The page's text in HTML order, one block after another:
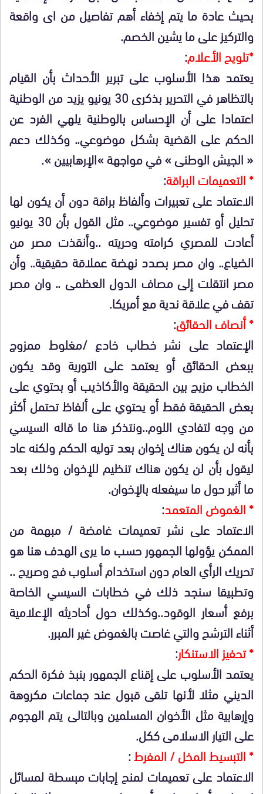
بحيث عادة ما يتم إخفاء أهم تفاصيل من اى واقعة
والتركيز على ما يشين الخصم.
*تلويح الأعلام:
يعتمد هذا الأسلوب على تبرير الأحداث بأن القيام
بالتظاهر في التحرير بذكرى 30 يونيو يزيد من الوطنية
اعتمادا على أن الإحساس بالوطنية يلهي الفرد عن
الحكم على القضية بشكل موضوعي.. وكذلك دعم
« الجيش الوطنى » في مواجهة »الإرهابيين ».
* التعميمات البراقة:
الاعتماد على تعبيرات وألفاظ براقة دون أن يكون لها
تحليل أو تفسير موضوعي.. مثل القول بأن 30 يونيو
أعادت للمصري كرامته وحريته ..وأنقذت مصر من
الضياع.. وان مصر بصدد نهضة عملاقة حقيقية.. وأن
مصر انتقلت إلى مصاف الدول العظمى .. وان مصر
تقف في علاقة ندية مع أمريكا.
* أنصاف الحقائق:
الإعتماد على نشر خطاب خادع /مغلوط ممزوج
ببعض الحقائق أو يعتمد على التورية وقد يكون
الخطاب مزيج بين الحقيقة والأكاذيب أو بحتوي على
بعض الحقيقة فقط أو يحتوي على ألفاظ تحتمل أكثر
من وجه لتفادي اللوم..ونتذكر هنا ما قاله السيسي
بأنه لن يكون هناك إخوان بعد توليه الحكم ولكنه عاد
ليقول بأن لن يكون هناك تنظيم للإخوان وذلك بعد
ما أثير حول ما سيفعله بالإخوان.
* الغموض المتعمد:
الاعتماد على نشر تعميمات غامضة / مبهمة من
الممكن يؤولها الجمهور حسب ما يرى الهدف هنا هو
تحريك الرأي العام دون استخدام أسلوب فج وصريح ..
وتطبيقا سنجد ذلك في خطابات السيسي الخاصة
برفع أسعار الوقود..وكذلك حول أحاديثه الإعلامية
أثناء الترشح والتي غاصت بالغموض غير المبرر.
* تحفيز الاستنكار:
يعتمد الأسلوب على إقناع الجمهور بنبذ فكرة الحكم
الديني مثلا لأنها تلقى قبول عند جماعات مكروهة
وإرهابية مثل الأخوان المسلمين وبالتالى يتم الهجوم
على التيار الاسلامى ككل.
* التبسيط المخل / المفرط:
الاعتماد على تعميمات لمنح إجابات مبسطة لمسائل